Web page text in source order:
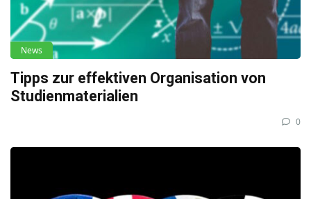
News
Tipps zur effektiven Organisation von
Studienmaterialien
0